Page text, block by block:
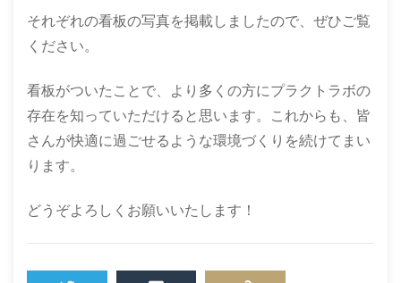
それぞれの看板の写真を掲載しましたので、ぜひご覧
ください。
看板がついたことで、より多くの方にプラクトラボの
存在を知っていただけると思います。これからも、皆
さんが快適に過ごせるような環境づくりを続けてまい
ります。
どうぞよろしくお願いいたします！